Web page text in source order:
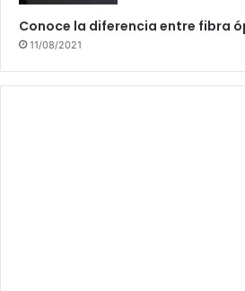
Conoce la diferencia entre fibra
11/08/2021